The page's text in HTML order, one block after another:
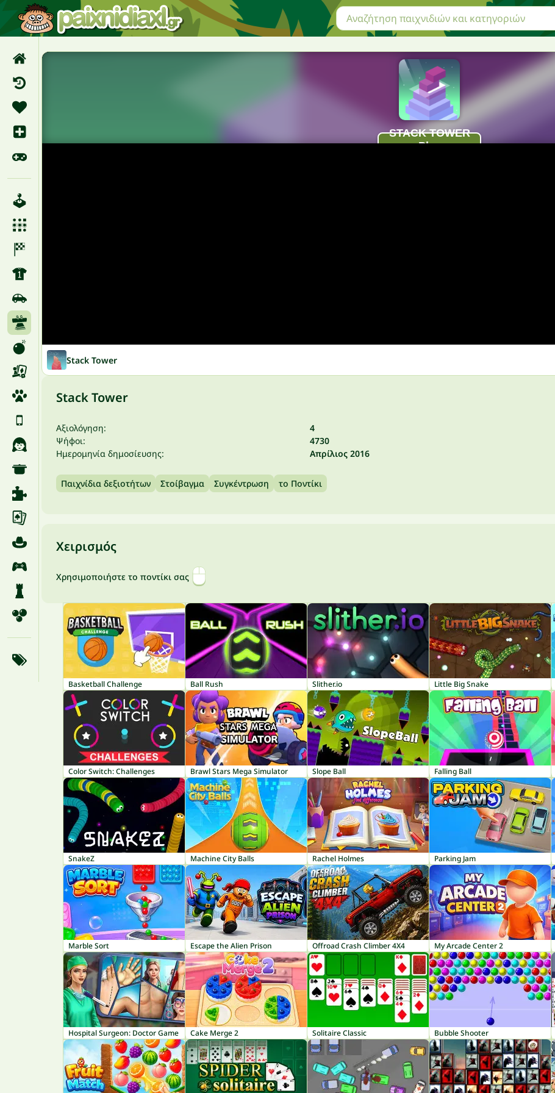
Stack Tower
Stack Tower
Αξιολόγηση:
4
Ψήφοι:
4730
Ημερομηνία δημοσίευσης:
Απρίλιος 2016
Παιχνίδια δεξιοτήτων Στοίβαγμα Συγκέντρωση το Ποντίκι
Χειρισμός
Χρησιμοποιήστε το ποντίκι σας
Basketball Challenge Ball Rush Slither.io Little Big Snake
Color Switch: Challenges Brawl Stars Mega Simulator Slope Ball Falling Ball
SnakeZ Machine City Balls Rachel Holmes Parking Jam
Marble Sort Escape the Alien Prison Offroad Crash Climber 4X4 My Arcade Center 2
Hospital Surgeon: Doctor Game Cake Merge 2 Solitaire Classic Bubble Shooter